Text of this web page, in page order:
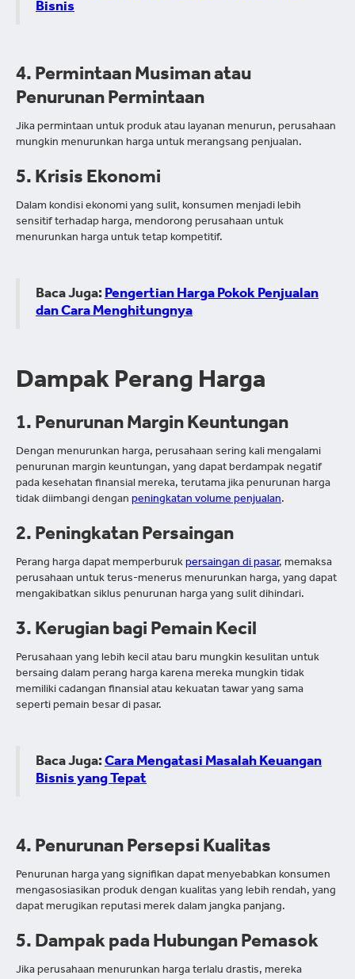
Bisnis
4. Permintaan Musiman atau
Penurunan Permintaan
Jika permintaan untuk produk atau layanan menurun, perusahaan
mungkin menurunkan harga untuk merangsang penjualan.
5. Krisis Ekonomi
Dalam kondisi ekonomi yang sulit, konsumen menjadi lebih
sensitif terhadap harga, mendorong perusahaan untuk
menurunkan harga untuk tetap kompetitif.
Baca Juga: Pengertian Harga Pokok Penjualan
dan Cara Menghitungnya
Dampak Perang Harga
1. Penurunan Margin Keuntungan
Dengan menurunkan harga, perusahaan sering kali mengalami
penurunan margin keuntungan, yang dapat berdampak negatif
pada kesehatan finansial mereka, terutama jika penurunan harga
tidak diimbangi dengan peningkatan volume penjualan.
2. Peningkatan Persaingan
Perang harga dapat memperburuk persaingan di pasar, memaksa
perusahaan untuk terus-menerus menurunkan harga, yang dapat
mengakibatkan siklus penurunan harga yang sulit dihindari.
3. Kerugian bagi Pemain Kecil
Perusahaan yang lebih kecil atau baru mungkin kesulitan untuk
bersaing dalam perang harga karena mereka mungkin tidak
memiliki cadangan finansial atau kekuatan tawar yang sama
seperti pemain besar di pasar.
Baca Juga: Cara Mengatasi Masalah Keuangan
Bisnis yang Tepat
4. Penurunan Persepsi Kualitas
Penurunan harga yang signifikan dapat menyebabkan konsumen
mengasosiasikan produk dengan kualitas yang lebih rendah, yang
dapat merugikan reputasi merek dalam jangka panjang.
5. Dampak pada Hubungan Pemasok
Jika perusahaan menurunkan harga terlalu drastis, mereka